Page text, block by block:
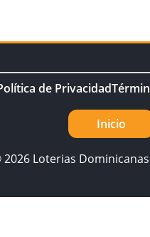
de Privacidad
Inicio
Loterias